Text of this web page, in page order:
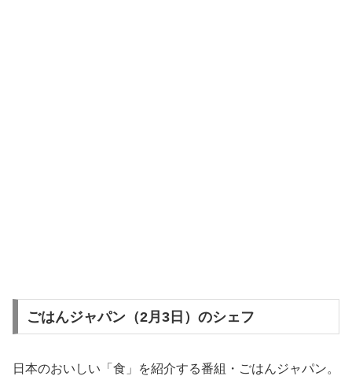
ごはんジャパン（2月3日）のシェフ
日本のおいしい「食」を紹介する番組・ごはんジャパン。